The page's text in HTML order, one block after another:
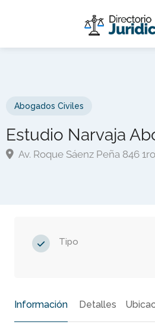
Abogados Civiles
Estudio Narvaja
Av. Roque Sáenz Peña 846
Tipo
Información Detalles